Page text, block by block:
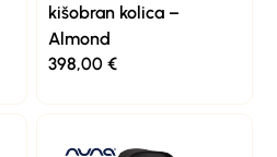
kišobran kolica –
Almond
398,00 €